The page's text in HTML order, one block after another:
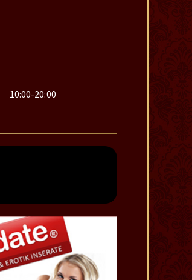
10:00-20:00